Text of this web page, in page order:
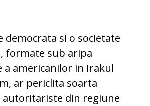
democrata si o societate
formate sub aripa
a americanilor in Irakul
ar periclita soarta
din regiune